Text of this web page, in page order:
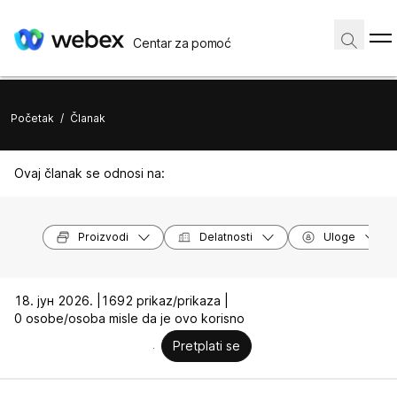
Centar za pomoć
Početak / Članak
Ovaj članak se odnosi na:
Proizvodi Delatnosti Uloge
18. јун 2026. |
1692 prikaz/prikaza |
0 osobe/osoba misle da je ovo korisno
Pretplati se